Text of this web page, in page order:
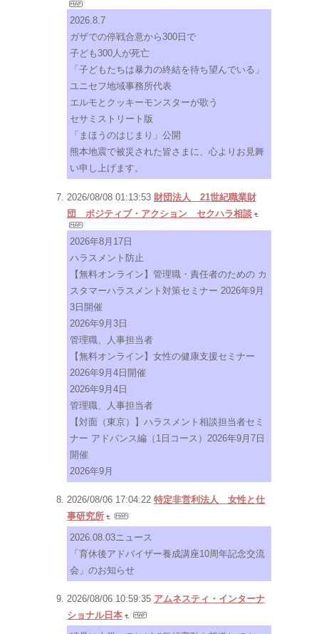
2026.8.7
ガザでの停戦合意から300日で
子ども300人が死亡
「子どもたちは暴力の終結を待ち望んでいる」
ユニセフ地域事務所代表
エルモとクッキーモンスターが歌う
セサミストリート版
「まほうのはじまり」公開
熊本地震で被災された皆さまに、心よりお見舞
い申し上げます。
2026/08/08 01:13:53 財団法人 21世紀職業財
団 ポジティブ・アクション セクハラ相談
2026年8月17日
ハラスメント防止
【無料オンライン】管理職・責任者のための カ
スタマーハラスメント対策セミナー 2026年9月
3日開催
2026年9月3日
管理職、人事担当者
【無料オンライン】女性の健康支援セミナー
2026年9月4日開催
2026年9月4日
管理職、人事担当者
【対面（東京）】ハラスメント相談担当者セミ
ナー アドバンス編（1日コース）2026年9月7日
開催
2026年9月
2026/08/06 17:04:22 特定非営利法人 女性と仕
事研究所
2026.08.03ニュース
「育休後アドバイザー養成講座10周年記念交流
会」のお知らせ
2026/08/06 10:59:35 アムネスティ・インターナ
ショナル日本